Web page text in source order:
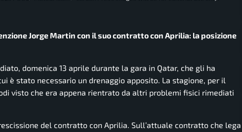
Jorge Martin con il suo contratto con Aprilia: la posizione
domenica 13 aprile durante la gara in Qatar, che gli ha
è stato necessario un drenaggio apposito. La stagione, per il
visto che era appena rientrato da altri problemi fisici rimediati
del contratto con Aprilia. Sull’attuale contratto che lega